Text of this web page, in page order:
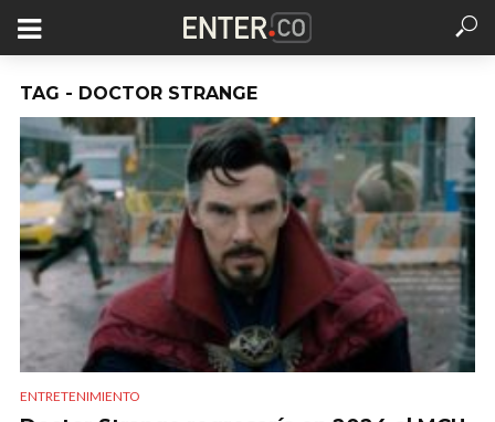
TAG - DOCTOR STRANGE
ENTRETENIMIENTO